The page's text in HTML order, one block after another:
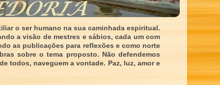
o ser humano na sua caminhada espiritual.
a visão de mestres e sábios, cada um com
as publicações para reflexões e como norte
sobre o tema proposto. Não defendemos
todos, naveguem a vontade. Paz, luz, amor e